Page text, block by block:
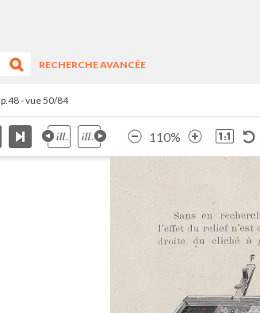
RECHERCHE AVANCÉE
p.48 - vue 50/84
110%